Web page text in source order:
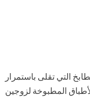
التي تقلى باستمرار